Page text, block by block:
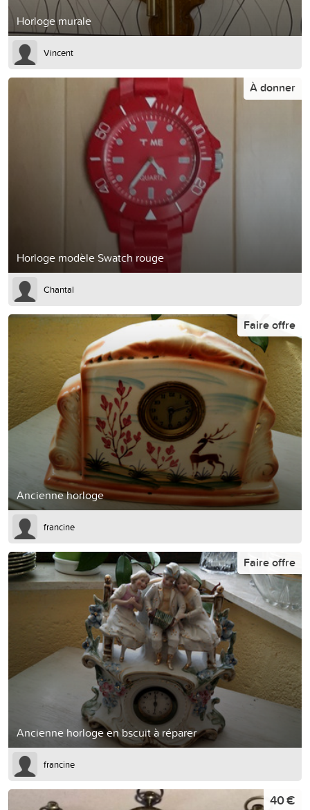
Horloge murale
Vincent
Horloge modèle Swatch rouge
À donner
Chantal
Ancienne horloge
Faire offre
francine
Ancienne horloge en bscuit à réparer
Faire offre
francine
40 €